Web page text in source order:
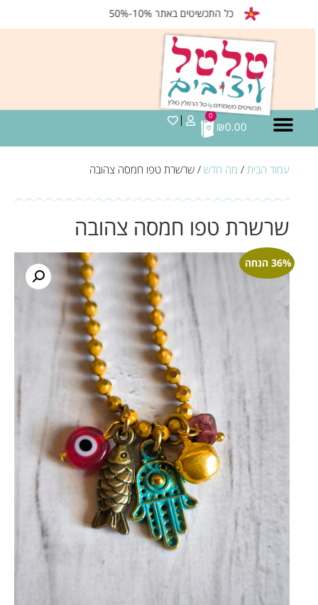
כל התכשיטים באתר 10%-50%
₪0.00
0
עמוד הבית/ מה חדש/ שרשרת טפו חמסה צהובה
שרשרת טפו חמסה צהובה
36% הנחה